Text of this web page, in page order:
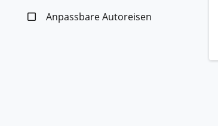
Anpassbare Autoreisen